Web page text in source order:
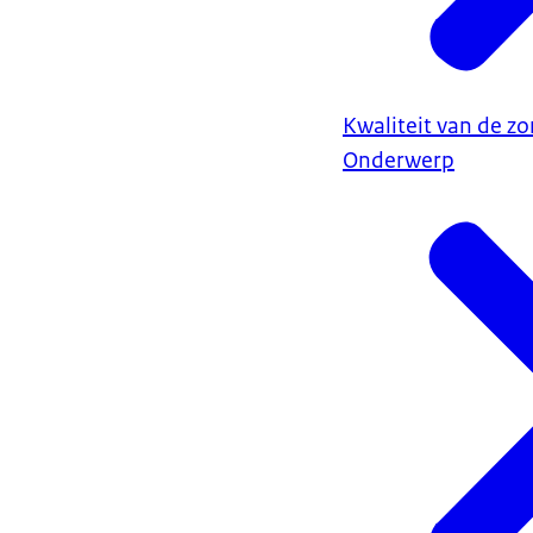
Kwaliteit van de
Onderwerp